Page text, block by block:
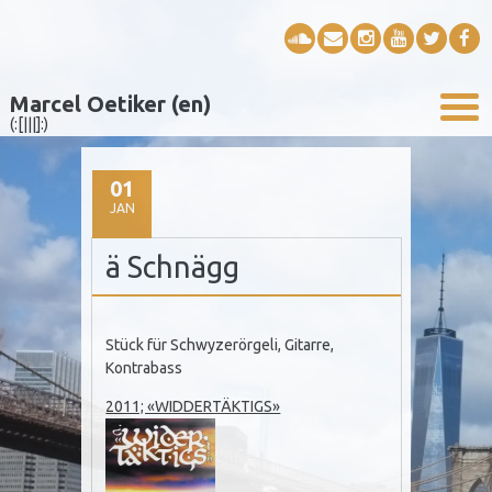
Marcel Oetiker (en)
(:[|||]:)
01
JAN
ä Schnägg
Stück für Schwyzerörgeli, Gitarre,
Kontrabass
2011; «WIDDERTÄKTIGS»